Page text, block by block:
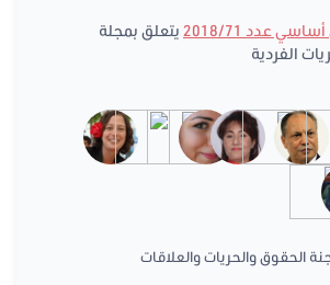
عدد 2018/71
يتعلق بمجلة
الفردية
الحقوق والحريات والعلاقات